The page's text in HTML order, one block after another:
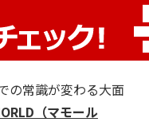
の常識が変わる大面
（マモール